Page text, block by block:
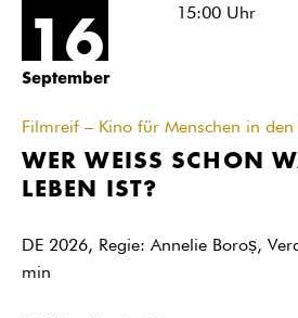
16
September
15:00Uhr
Filmreif – Kino für Menschen in den
WER WEISS SCHON
LEBEN IST?
DE 2026, Regie: Annelie Boroș,
min